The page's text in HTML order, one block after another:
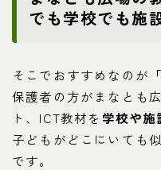
でも学校でも施
そこでおすすめなのが
保護者の方がまなとも
ト、ICT教材を 学校や施
子どもがどこにいても
です。